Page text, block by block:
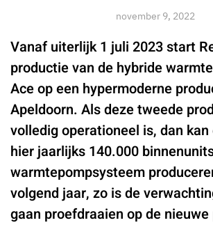
november 9, 2022
Vanaf uiterlijk 1 juli 2023 start
productie van de hybride
Ace op een hypermoderne
Apeldoorn. Als deze tweede
volledig operationeel is, dan
hier jaarlijks 140.000
warmtepompsysteem
volgend jaar, zo is de
gaan proefdraaien op de